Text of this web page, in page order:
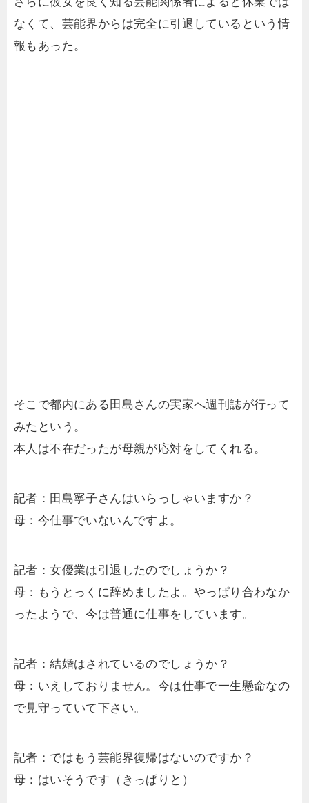
なくて、芸能界からは完全に引退しているという情
報もあった。
そこで都内にある田島さんの実家へ週刊誌が行って
みたという。
本人は不在だったが母親が応対をしてくれる。
記者：田島寧子さんはいらっしゃいますか？
母：今仕事でいないんですよ。
記者：女優業は引退したのでしょうか？
母：もうとっくに辞めましたよ。やっぱり合わなか
ったようで、今は普通に仕事をしています。
記者：結婚はされているのでしょうか？
母：いえしておりません。今は仕事で一生懸命なの
で見守っていて下さい。
記者：ではもう芸能界復帰はないのですか？
母：はいそうです（きっぱりと）